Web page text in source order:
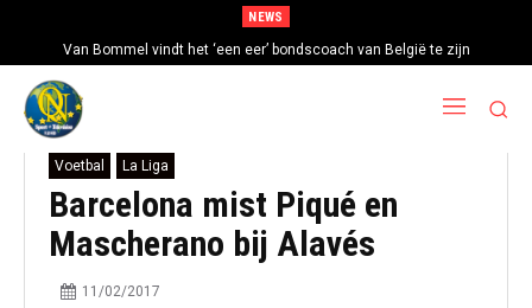
NEWS
Van Bommel vindt het ‘een eer’ bondscoach van België te zijn
Voetbal La Liga
Barcelona mist Piqué en
Mascherano bij Alavés
11/02/2017